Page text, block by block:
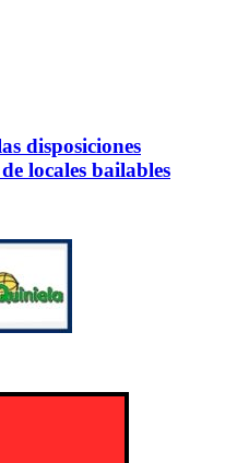
disposiciones
locales bailables